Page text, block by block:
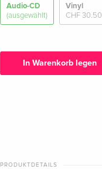
Audio-CD
(ausgewählt)
Vinyl
CHF 30.50
In Warenkorb legen
PRODUKTDETAILS